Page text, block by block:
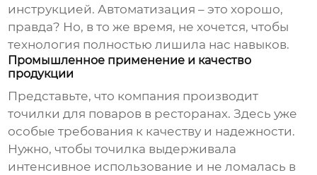
инструкцией. Автоматизация – это хорошо,
правда? Но, в то же время, не хочется, чтобы
технология полностью лишила нас навыков.
Промышленное применение и качество
продукции
Представьте, что компания производит
точилки для поваров в ресторанах. Здесь уже
особые требования к качеству и надежности.
Нужно, чтобы точилка выдерживала
интенсивное использование и не ломалась в